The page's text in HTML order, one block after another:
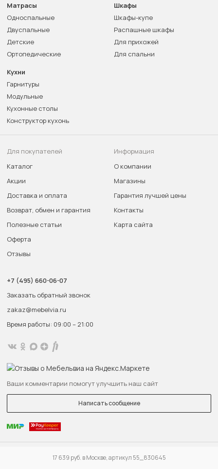
17 639 руб. в Москве, артикул 55_830645
Узнайте первыми о новых акциях и распродажах!
Матрасы
Односпальные
Двуспальные
Детские
Ортопедические
Шкафы
Шкафы-купе
Распашные шкафы
Для прихожей
Для спальни
Кухни
Гарнитуры
Модульные
Кухонные столы
Конструктор кухонь
Для покупателей
Каталог
Акции
Доставка и оплата
Возврат, обмен и гарантия
Полезные статьи
Оферта
Отзывы
Информация
О компании
Магазины
Гарантия лучшей цены
Контакты
Карта сайта
+7 (495) 660-06-07
Заказать обратный звонок
zakaz@mebelvia.ru
Время работы: 09:00 – 21:00
Ваши комментарии помогут улучшить наш сайт
Написать сообщение